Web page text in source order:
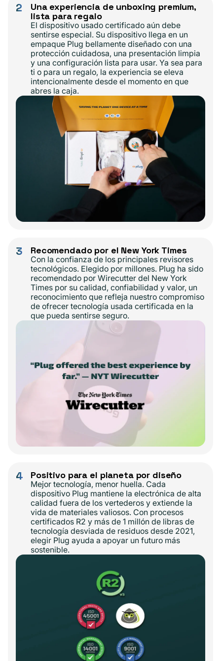
2
Una experiencia de unboxing premium,
lista para regalo
El dispositivo usado certificado aún debe
sentirse especial. Su dispositivo llega en un
empaque Plug bellamente diseñado con una
protección cuidadosa, una presentación limpia
y una configuración lista para usar. Ya sea para
ti o para un regalo, la experiencia se eleva
intencionalmente desde el momento en que
abres la caja.
3 Recomendado por el New York Times
Con la confianza de los principales revisores
tecnológicos. Elegido por millones. Plug ha sido
recomendado por Wirecutter del New York
Times por su calidad, confiabilidad y valor, un
reconocimiento que refleja nuestro compromiso
de ofrecer tecnología usada certificada en la
que pueda sentirse seguro.
4 Positivo para el planeta por diseño
Mejor tecnología, menor huella. Cada
dispositivo Plug mantiene la electrónica de alta
calidad fuera de los vertederos y extiende la
vida de materiales valiosos. Con procesos
certificados R2 y más de 1 millón de libras de
tecnología desviada de residuos desde 2021,
elegir Plug ayuda a apoyar un futuro más
sostenible.